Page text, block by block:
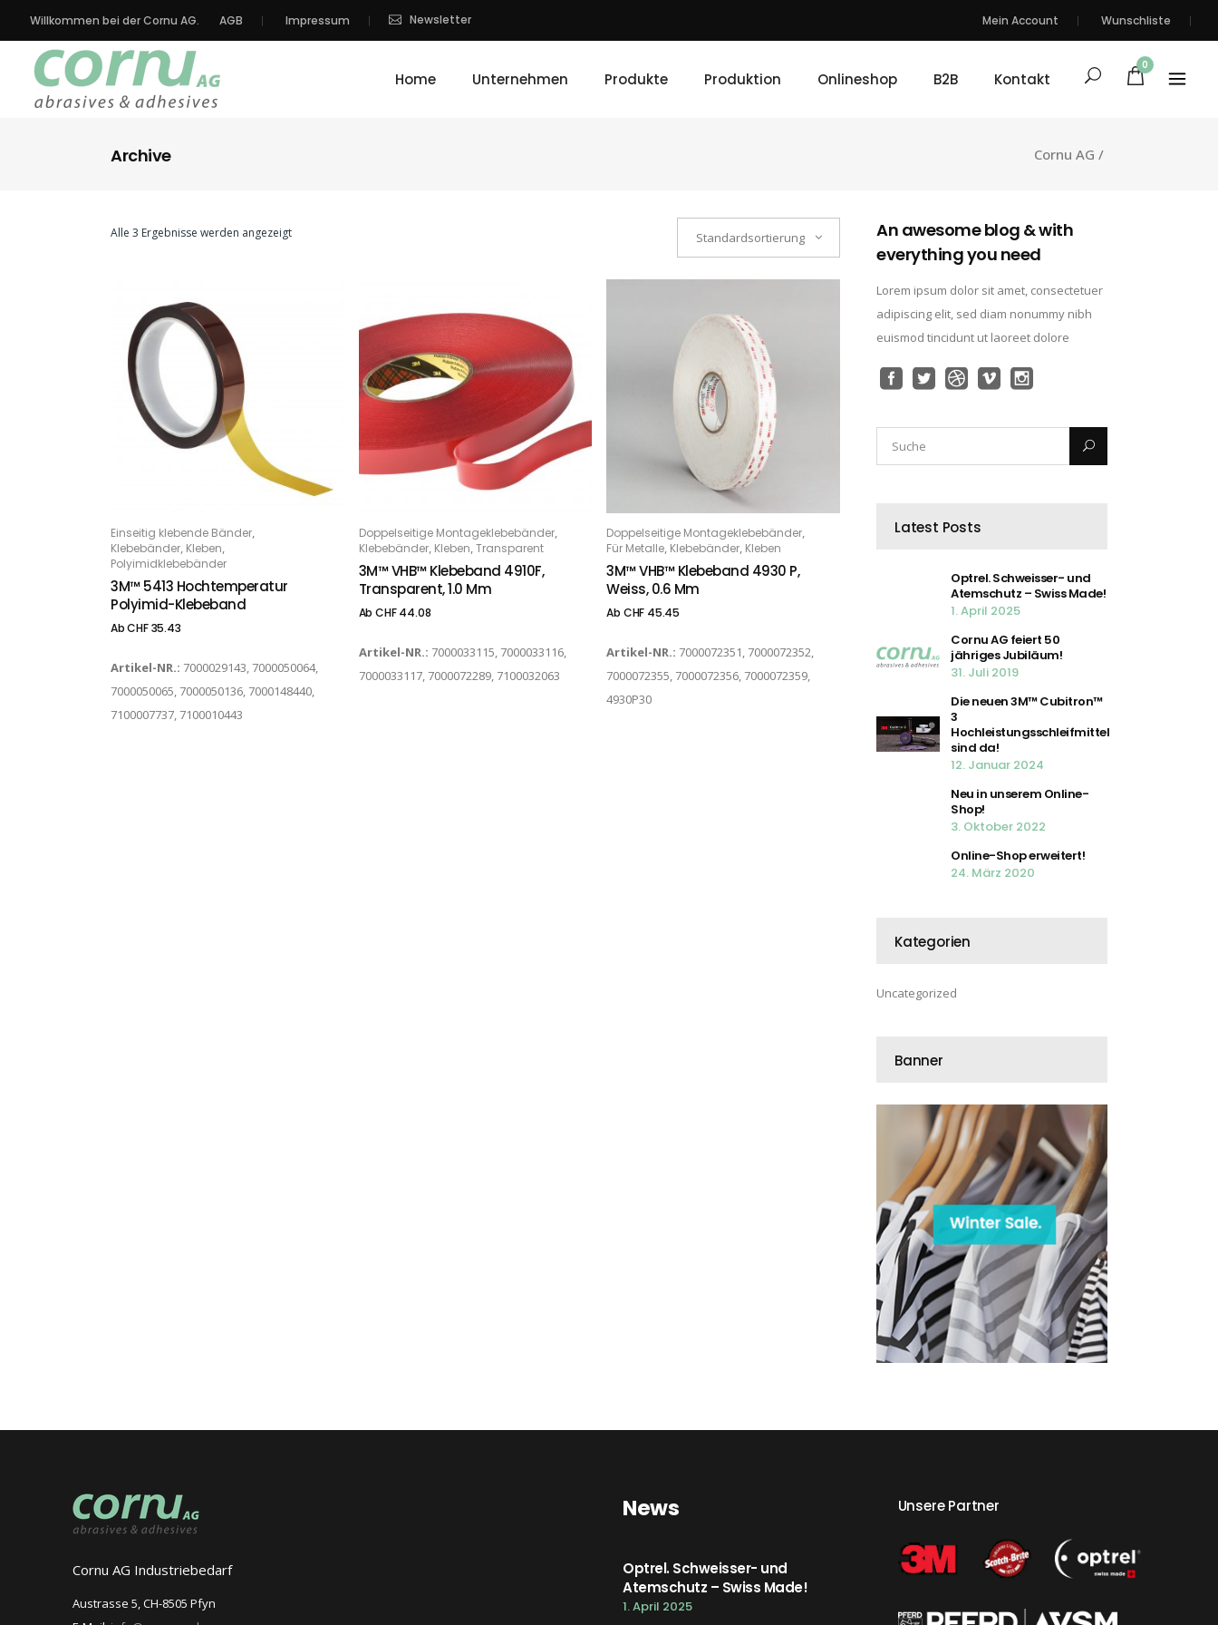
Willkommen bei der Cornu AG. AGB Impressum Newsletter Mein Account Wunschliste
Home Unternehmen Produkte Produktion Onlineshop B2B Kontakt
0
Archive Cornu AG /
Alle 3 Ergebnisse werden angezeigt Standardsortierung
OPTIONS
Einseitig klebende Bänder
Klebebänder Kleben
Polyimidklebebänder
3M™ 5413 Hochtemperatur
Polyimid-Klebeband
AbCHF35.43
Artikel-NR.: 7000029143, 7000050064,
7000050065, 7000050136, 7000148440,
7100007737, 7100010443
OPTIONS
Doppelseitige Montageklebebänder,
Klebebänder, Kleben Transparent
3M™ VHB™ Klebeband 4910F,
Transparent, 1.0 Mm
AbCHF44.08
Artikel-NR.: 7000033115, 7000033116,
7000033117, 7000072289, 7100032063
OPTIONS
Dieses Produkt weist mehrere Varianten auf. Die Optionen können auf der Produktseite gewählt werden
Doppelseitige Montageklebebänder
Für Metalle Klebebänder Kleben
3M™ VHB™ Klebeband 4930 P,
Weiss, 0.6 Mm
Ab CHF 45.45
Artikel-NR.: 7000072351, 7000072352,
7000072355, 7000072356, 7000072359,
4930P30
An awesome blog & with
everything you need
Lorem ipsum dolor sit amet, consectetuer
adipiscing elit, sed diam nonummy nibh
euismod tincidunt ut laoreet dolore
Latest Posts
Optrel. Schweisser- und
Atemschutz – Swiss Made!
1. April 2025
Cornu AG feiert 50
jähriges Jubiläum!
31. Juli 2019
Die neuen 3M™ Cubitron™
3
Hochleistungsschleifmittel
sind da!
12. Januar 2024
Neu in unserem Online-
Shop!
3. Oktober 2022
Online-Shop erweitert!
24. März 2020
Kategorien
Uncategorized
Banner
Cornu AG Industriebedarf
Austrasse 5, CH-8505 Pfyn
News
Optrel. Schweisser- und
Atemschutz – Swiss Made!
1. April 2025
Unsere Partner